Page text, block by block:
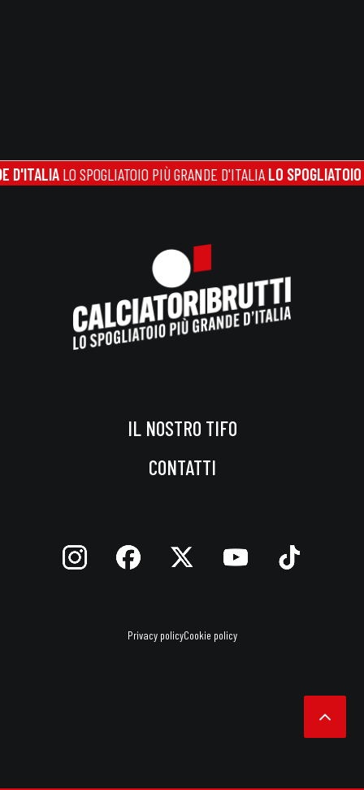
LO SPOGLIATOIO PIÙ GRANDE D'ITALIALO SPOGLIATOIO PIÙ
IL NOSTRO TIFO
CONTATTI
Privacy policyCookie policy